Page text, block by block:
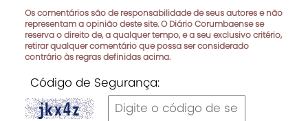
Os comentários são de responsabilidade de seus autores e não
representam a opinião deste site. O Diário Corumbaense se
reserva o direito de, a qualquer tempo, e a seu exclusivo critério,
retirar qualquer comentário que possa ser considerado
contrário às regras definidas acima.
Código de Segurança: